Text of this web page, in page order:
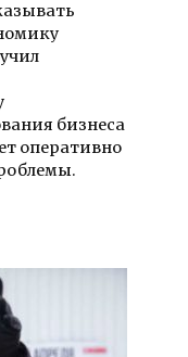
бизнеса
оперативно